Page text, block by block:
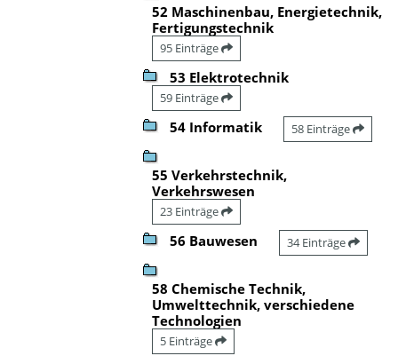
52 Maschinenbau, Energietechnik,
Fertigungstechnik
95 Einträge
53 Elektrotechnik
59 Einträge
54 Informatik 58 Einträge
55 Verkehrstechnik,
Verkehrswesen
23 Einträge
56 Bauwesen 34 Einträge
58 Chemische Technik,
Umwelttechnik, verschiedene
Technologien
5 Einträge